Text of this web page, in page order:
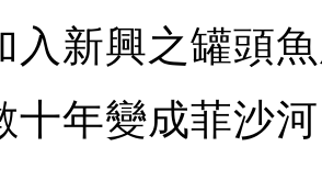
入新興之罐頭
十年變成菲沙